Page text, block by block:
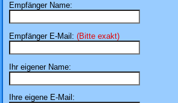
Empfänger Name:
Empfänger E-Mail: (Bitte exakt)
Ihr eigener Name:
Ihre eigene E-Mail: